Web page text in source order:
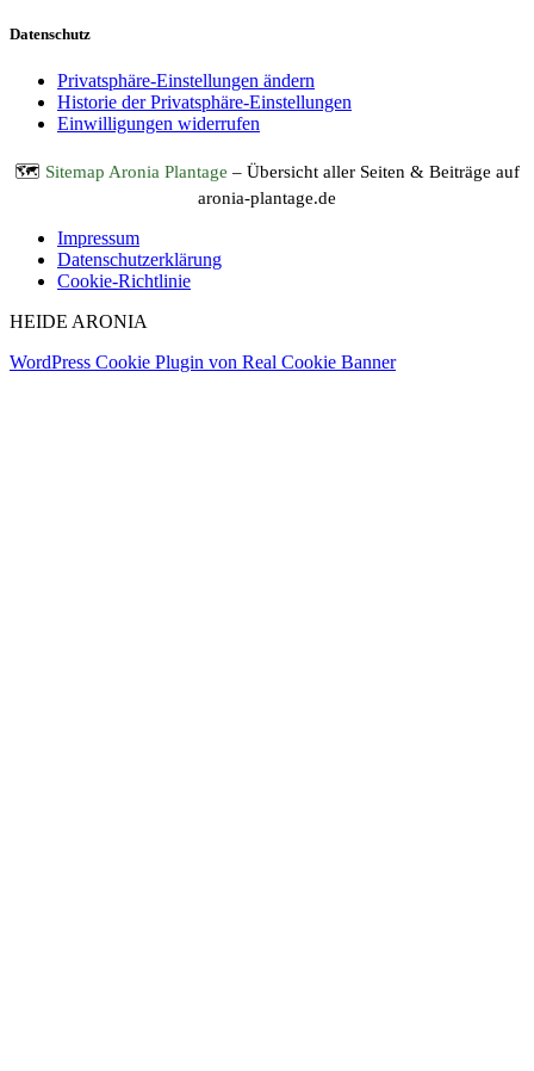
Datenschutz
Privatsphäre-Einstellungen ändern
Historie der Privatsphäre-Einstellungen
Einwilligungen widerrufen
🗺️ Sitemap Aronia Plantage – Übersicht aller Seiten & Beiträge auf
aronia-plantage.de
Impressum
Datenschutzerklärung
Cookie-Richtlinie
HEIDE ARONIA
WordPress Cookie Plugin von Real Cookie Banner